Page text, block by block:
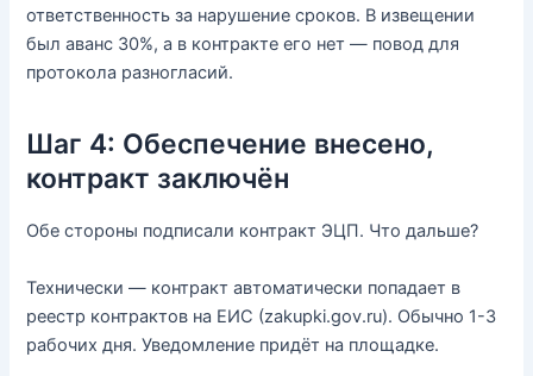
ответственность за нарушение сроков. В извещении
был аванс 30%, а в контракте его нет — повод для
протокола разногласий.
Шаг 4: Обеспечение внесено,
контракт заключён
Обе стороны подписали контракт ЭЦП. Что дальше?
Технически — контракт автоматически попадает в
реестр контрактов на ЕИС (zakupki.gov.ru). Обычно 1-3
рабочих дня. Уведомление придёт на площадке.